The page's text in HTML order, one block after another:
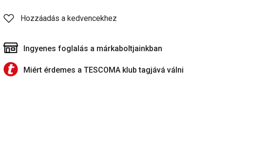
Hozzáadás a kedvencekhez
Ingyenes foglalás a márkaboltjainkban
Miért érdemes a TESCOMA klub tagjává válni